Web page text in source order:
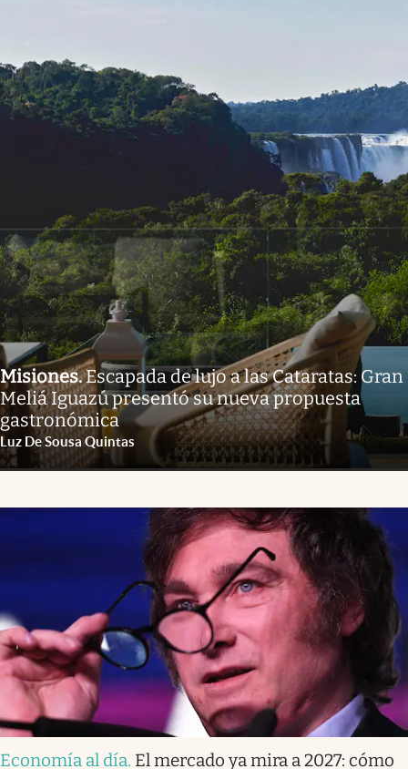
Misiones.Escapada de lujo a las Cataratas: Gran
Meliá Iguazú presentó su nueva propuesta
gastronómica
Luz De Sousa Quintas
Economía al día. El mercado ya mira a 2027: cómo